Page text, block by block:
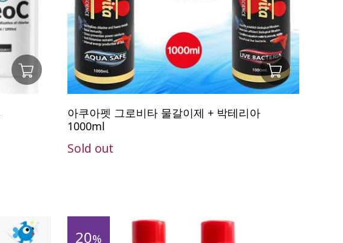
아쿠아펫 그로비타 물갈이제 + 박테리아
1000ml
Sold out
20%